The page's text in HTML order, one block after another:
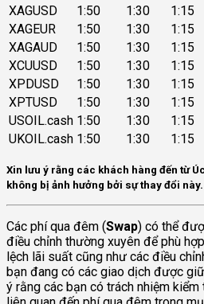
XAGUSD
1:50 1:30 1:15
XAGEUR
1:50 1:30 1:15
XAGAUD
1:50 1:30 1:15
XCUUSD
1:50 1:30 1:15
XPDUSD
1:50 1:30 1:15
XPTUSD
1:50 1:30 1:15
USOIL.cash 1:50 1:30 1:15
UKOIL.cash 1:50 1:30 1:15
Xin lưu ý rằng các khách hàng đến từ
không bị ảnh hưởng bởi sự thay đổi này.
Các phí qua đêm (Swap) có thể
điều chỉnh thường xuyên để phù
lệch lãi suất cũng như các điều
bạn đang có các giao dịch được
ý rằng các bạn có trách nhiệm